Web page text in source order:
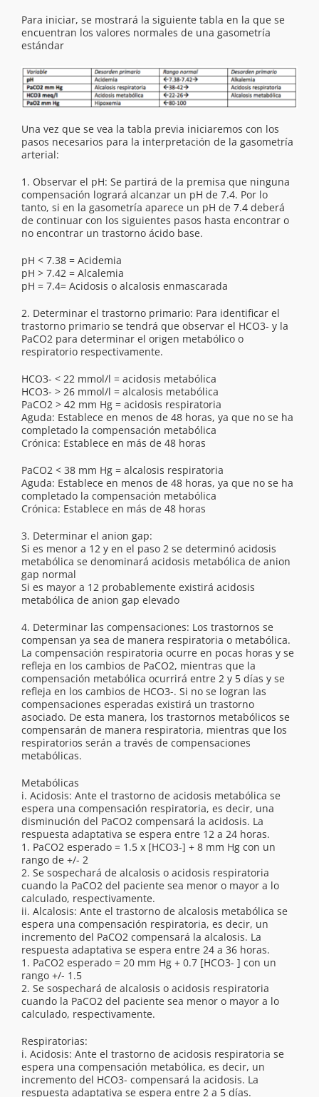
Para iniciar, se mostrará la siguiente tabla en la que se
encuentran los valores normales de una gasometría
estándar
Una vez que se vea la tabla previa iniciaremos con los
pasos necesarios para la interpretación de la gasometría
arterial:
1. Observar el pH: Se partirá de la premisa que ninguna
compensación logrará alcanzar un pH de 7.4. Por lo
tanto, si en la gasometría aparece un pH de 7.4 deberá
de continuar con los siguientes pasos hasta encontrar o
no encontrar un trastorno ácido base.
pH < 7.38 = Acidemia
pH > 7.42 = Alcalemia
pH = 7.4= Acidosis o alcalosis enmascarada
2. Determinar el trastorno primario: Para identificar el
trastorno primario se tendrá que observar el HCO3- y la
PaCO2 para determinar el origen metabólico o
respiratorio respectivamente.
HCO3- < 22 mmol/l = acidosis metabólica
HCO3- > 26 mmol/l = alcalosis metabólica
PaCO2 > 42 mm Hg = acidosis respiratoria
Aguda: Establece en menos de 48 horas, ya que no se ha
completado la compensación metabólica
Crónica: Establece en más de 48 horas
PaCO2 < 38 mm Hg = alcalosis respiratoria
Aguda: Establece en menos de 48 horas, ya que no se ha
completado la compensación metabólica
Crónica: Establece en más de 48 horas
3. Determinar el anion gap:
Si es menor a 12 y en el paso 2 se determinó acidosis
metabólica se denominará acidosis metabólica de anion
gap normal
Si es mayor a 12 probablemente existirá acidosis
metabólica de anion gap elevado
4. Determinar las compensaciones: Los trastornos se
compensan ya sea de manera respiratoria o metabólica.
La compensación respiratoria ocurre en pocas horas y se
refleja en los cambios de PaCO2, mientras que la
compensación metabólica ocurrirá entre 2 y 5 días y se
refleja en los cambios de HCO3-. Si no se logran las
compensaciones esperadas existirá un trastorno
asociado. De esta manera, los trastornos metabólicos se
compensarán de manera respiratoria, mientras que los
respiratorios serán a través de compensaciones
metabólicas.
Metabólicas
i. Acidosis: Ante el trastorno de acidosis metabólica se
espera una compensación respiratoria, es decir, una
disminución del PaCO2 compensará la acidosis. La
respuesta adaptativa se espera entre 12 a 24 horas.
1. PaCO2 esperado = 1.5 x [HCO3-] + 8 mm Hg con un
rango de +/- 2
2. Se sospechará de alcalosis o acidosis respiratoria
cuando la PaCO2 del paciente sea menor o mayor a lo
calculado, respectivamente.
ii. Alcalosis: Ante el trastorno de alcalosis metabólica se
espera una compensación respiratoria, es decir, un
incremento del PaCO2 compensará la alcalosis. La
respuesta adaptativa se espera entre 24 a 36 horas.
1. PaCO2 esperado = 20 mm Hg + 0.7 [HCO3- ] con un
rango +/- 1.5
2. Se sospechará de alcalosis o acidosis respiratoria
cuando la PaCO2 del paciente sea menor o mayor a lo
calculado, respectivamente.
Respiratorias:
i. Acidosis: Ante el trastorno de acidosis respiratoria se
espera una compensación metabólica, es decir, un
incremento del HCO3- compensará la acidosis. La
respuesta adaptativa se espera entre 2 a 5 días.